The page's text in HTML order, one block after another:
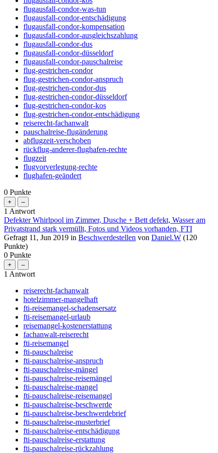
flugausfall-condor-was-tun
flugausfall-condor-entschädigung
flugausfall-condor-kompensation
flugausfall-condor-ausgleichszahlung
flugausfall-condor-dus
flugausfall-condor-düsseldorf
flugausfall-condor-pauschalreise
flug-gestrichen-condor
flug-gestrichen-condor-anspruch
flug-gestrichen-condor-dus
flug-gestrichen-condor-düsseldorf
flug-gestrichen-condor-kos
flug-gestrichen-condor-entschädigung
reiserecht-fachanwalt
pauschalreise-flugänderung
abflugzeit-verschoben
rückflug-anderer-flughafen-rechte
flugzeit
flugvorverlegung-rechte
flughafen-geändert
0 Punkte
1 Antwort
Defekter Whirlpool im Zimmer, Dusche + Bett defekt, Wasser am
Privatstrand stark vermüllt, Fotos und Videos vorhanden, FTI
Gefragt 11, Jun 2019 in Beschwerdestellen von Daniel.W (120
Punkte)
0 Punkte
1 Antwort
reiserecht-fachanwalt
hotelzimmer-mangelhaft
fti-reisemangel-schadensersatz
fti-reisemangel-urlaub
reisemangel-kostenerstattung
fachanwalt-reiserecht
fti-reisemangel
fti-pauschalreise
fti-pauschalreise-anspruch
fti-pauschalreise-mängel
fti-pauschalreise-reisemängel
fti-pauschalreise-mangel
fti-pauschalreise-reisemangel
fti-pauschalreise-beschwerde
fti-pauschalreise-beschwerdebrief
fti-pauschalreise-musterbrief
fti-pauschalreise-entschädigung
fti-pauschalreise-erstattung
fti-pauschalreise-rückzahlung